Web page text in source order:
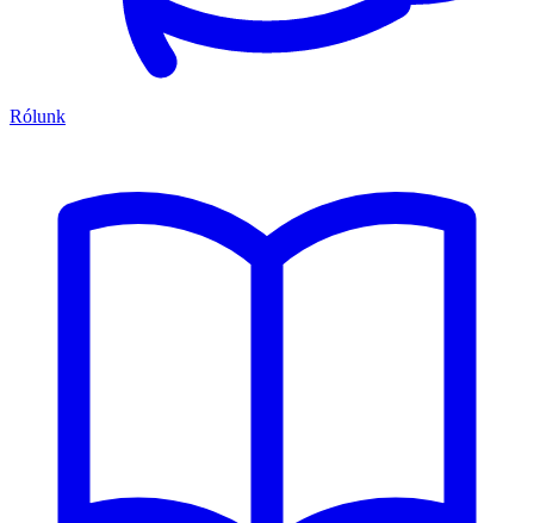
Rólunk